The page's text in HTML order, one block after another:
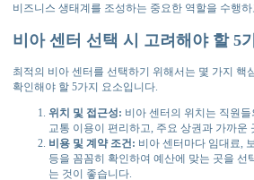
비즈니스 생태계를 조성하는 중요한 역할을 수행
비아 센터 선택 시 고려해야 할 5
최적의 비아 센터를 선택하기 위해서는 몇 가지
확인해야 할 5가지 요소입니다.
위치 및 접근성: 비아 센터의 위치는 직원
교통 이용이 편리하고, 주요 상권과 가까
비용 및 계약 조건: 비아 센터마다 임대료,
등을 꼼꼼히 확인하여 예산에 맞는 곳을
는 것이 좋습니다.